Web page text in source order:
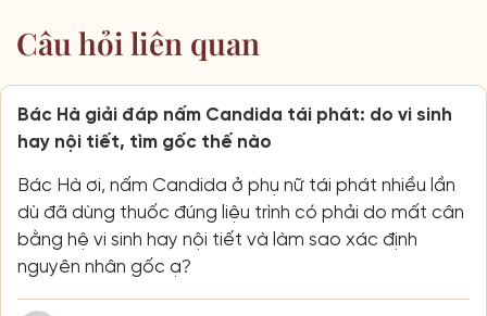
Câu hỏi liên quan
Bác Hà giải đáp nấm Candida tái phát: do vi sinh
hay nội tiết, tìm gốc thế nào
Bác Hà ơi, nấm Candida ở phụ nữ tái phát nhiều lần
dù đã dùng thuốc đúng liệu trình có phải do mất cân
bằng hệ vi sinh hay nội tiết và làm sao xác định
nguyên nhân gốc ạ?